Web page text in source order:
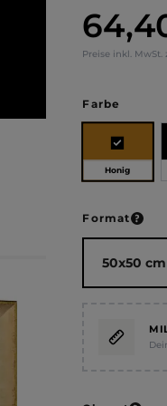
Regulärer
Preise inkl. MwSt.
Farbe
Honig
Format